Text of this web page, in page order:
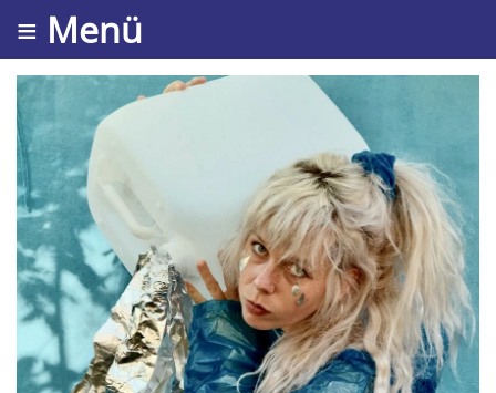
≡ Menü